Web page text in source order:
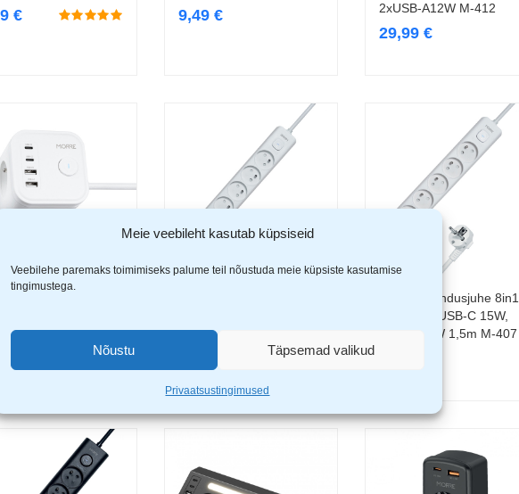
Meie veebileht kasutab küpsiseid
Veebilehe paremaks toimimiseks palume teil nõustuda meie küpsiste kasutamise
tingimustega.
Nõustu Täpsemad valikud
Privaatsustingimused
€ 9,49 €
2xUSB-A12W M-412
29,99 €
pikendusjuhe 7in1
2xUSB-C 15W,
A 12W 1,5m M-
USB-A 12W 1,5m M-406
Lisa korvi
Morre pikendusjuhe 8in1
5 pesa, 2xUSB-C 15W,
USB-A 12W 1,5m M-407